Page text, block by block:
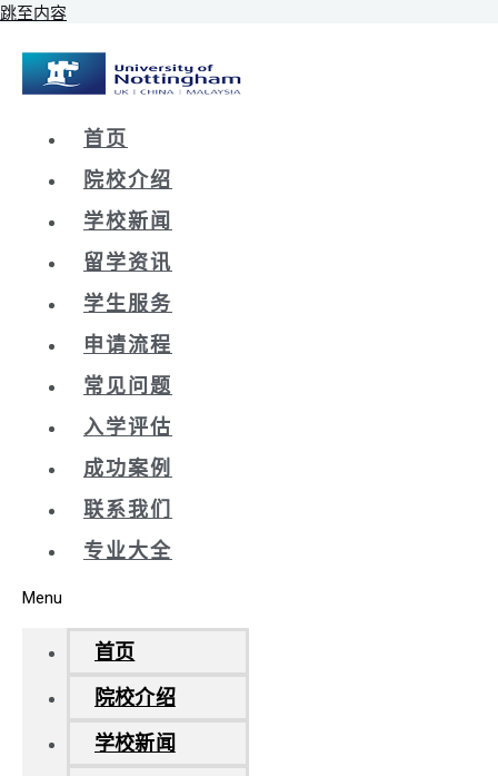
跳至内容
首页
院校介绍
学校新闻
留学资讯
学生服务
申请流程
常见问题
入学评估
成功案例
联系我们
专业大全
Menu
首页
院校介绍
学校新闻